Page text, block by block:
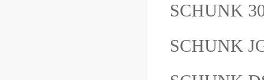
SCHUNK
SCHUNK